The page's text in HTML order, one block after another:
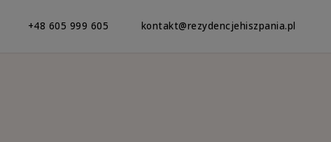
+48 605 999 605 kontakt@rezydencjehiszpania.pl